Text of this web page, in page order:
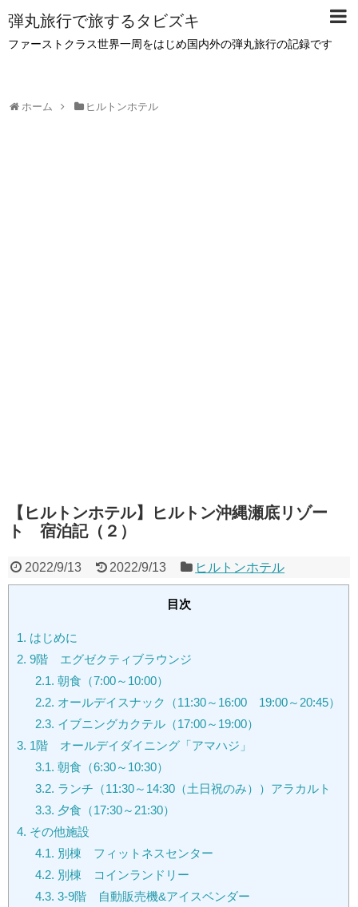
弾丸旅行で旅するタビズキ
ファーストクラス世界一周をはじめ国内外の弾丸旅行の記録です
ホーム ヒルトンホテル
【ヒルトンホテル】ヒルトン沖縄瀬底リゾー
ト 宿泊記（２）
2022/9/13 2022/9/13 ヒルトンホテル
目次
1. はじめに
2. 9階 エグゼクティブラウンジ
2.1. 朝食（7:00～10:00）
2.2. オールデイスナック（11:30～16:00 19:00～20:45）
2.3. イブニングカクテル（17:00～19:00）
3. 1階 オールデイダイニング「アマハジ」
3.1. 朝食（6:30～10:30）
3.2. ランチ（11:30～14:30（土日祝のみ））アラカルト
3.3. 夕食（17:30～21:30）
4. その他施設
4.1. 別棟 フィットネスセンター
4.2. 別棟 コインランドリー
4.3. 3-9階 自動販売機&アイスベンダー